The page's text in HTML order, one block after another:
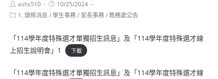
Post
author:
ashs510
Post
published:
10/25/2024
Post1. 頭條消息 /學生事務/ 家長事務/教務處公告
「114學年度特殊選才單獨招生訊息」及「114學年度特殊選才線
上招生說明會」1
下載
「114學年度特殊選才單獨招生訊息」及「114學年度特殊選才線